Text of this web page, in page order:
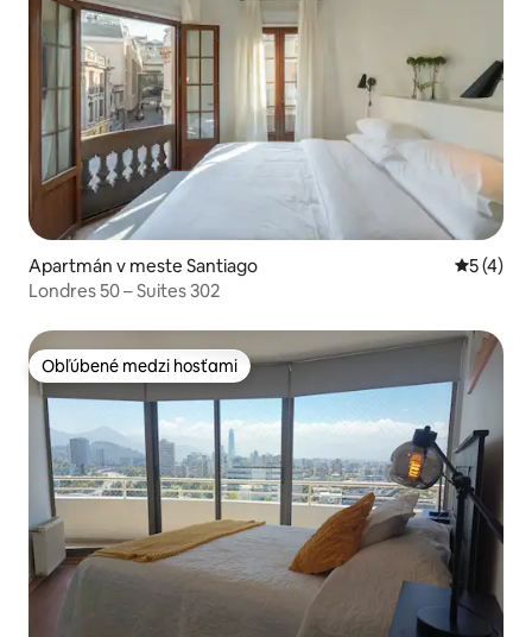
Apartmán v meste Santiago
5 (4)
Londres 50 – Suites 302
Obľúbené medzi hosťami
Obľúbené medzi hosťami